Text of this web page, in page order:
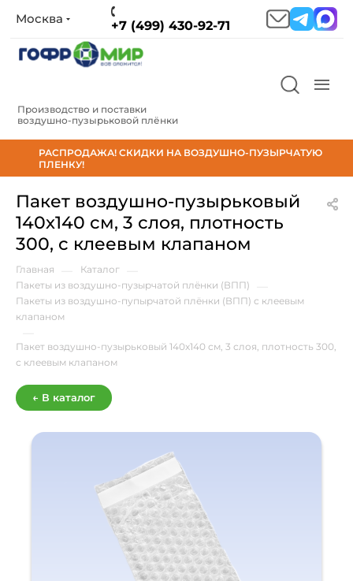
Москва +7 (499) 430-92-71
Производство и поставки
воздушно‑пузырьковой плёнки
РАСПРОДАЖА! СКИДКИ НА ВОЗДУШНО-ПУЗЫРЧАТУЮ
ПЛЕНКУ!
Пакет воздушно-пузырьковый
140х140 см, 3 слоя, плотность
300, с клеевым клапаном
Главная Каталог
Пакеты из воздушно-пузырчатой плёнки (ВПП)
Пакеты из воздушно-пупырчатой плёнки (ВПП) с клеевым
клапаном
Пакет воздушно-пузырьковый 140х140 см, 3 слоя, плотность 300,
с клеевым клапаном
← В каталог